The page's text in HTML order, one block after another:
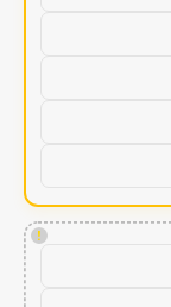
!